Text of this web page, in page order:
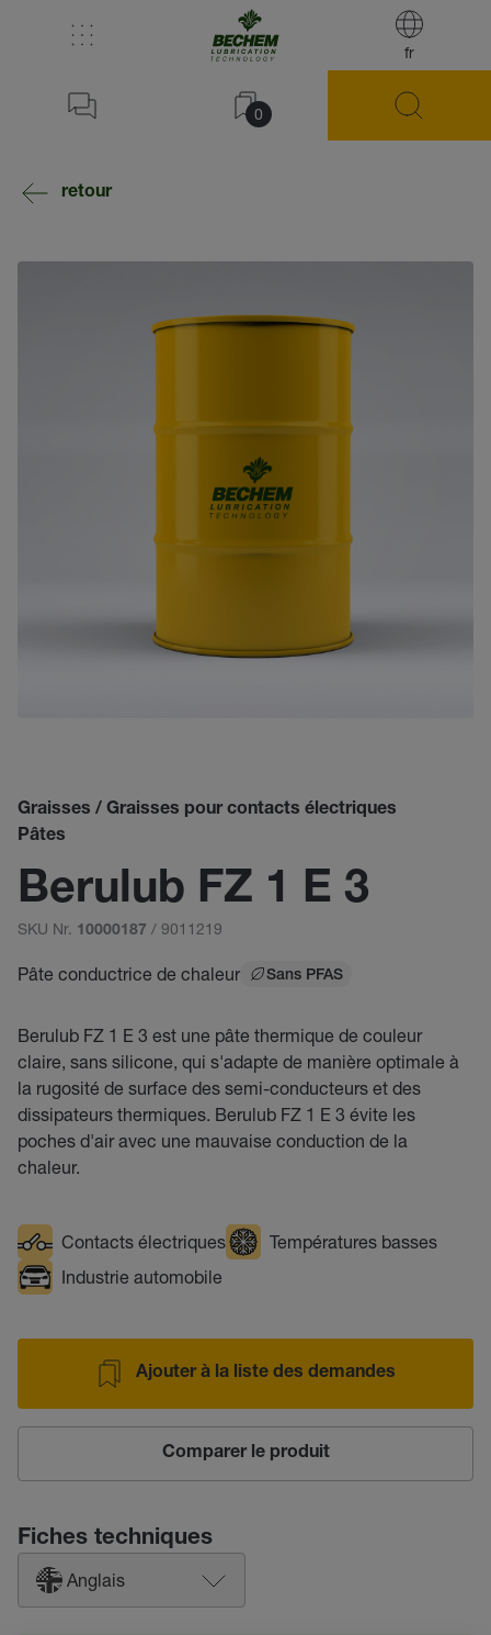
fr
0
retour
Graisses / Graisses pour contacts électriques
Pâtes
Berulub FZ 1 E 3
SKU Nr. 10000187 / 9011219
Pâte conductrice de chaleur Sans PFAS
Berulub FZ 1 E 3 est une pâte thermique de couleur
claire, sans silicone, qui s'adapte de manière optimale à
la rugosité de surface des semi-conducteurs et des
dissipateurs thermiques. Berulub FZ 1 E 3 évite les
poches d'air avec une mauvaise conduction de la
chaleur.
Contacts électriques
Températures basses
Industrie automobile
Ajouter à la liste des demandes
Comparer le produit
Fiches techniques
Anglais